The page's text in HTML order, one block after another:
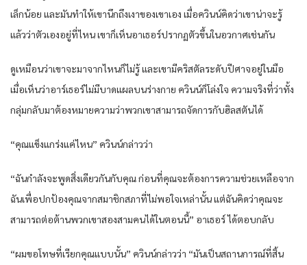
เล็กน้อย และมันทำให้เขานึกถึงเงาของเขาเอง เมื่อควินน์คิดว่าเขาน่าจะรู้
แล้วว่าตัวเองอยู่ที่ไหน เขาก็เห็นอาเธอร์ปรากฏตัวขึ้นในอวกาศเช่นกัน
ดูเหมือนว่าเขาจะมาจากไหนก็ไม่รู้ และเขามีคริสตัลระดับปีศาจอยู่ในมือ
เมื่อเห็นว่าอาร์เธอร์ไม่มีบาดแผลบนร่างกาย ควินน์ก็โล่งใจ ความจริงที่ว่าทั้ง
กลุ่มกลับมาต้องหมายความว่าพวกเขาสามารถจัดการกับฮิลสตันได้
“คุณแข็งแกร่งแค่ไหน” ควินน์กล่าวว่า
“ฉันกำลังจะพูดสิ่งเดียวกันกับคุณ ก่อนที่คุณจะต้องการความช่วยเหลือจาก
ฉันเพื่อปกป้องคุณจากสมาชิกสภาที่ไม่พอใจเหล่านั้น แต่ฉันคิดว่าคุณจะ
สามารถต่อต้านพวกเขาสองสามคนได้ในตอนนี้” อาเธอร์ ได้ตอบกลับ
“ผมขอโทษที่เรียกคุณแบบนั้น” ควินน์กล่าวว่า “มันเป็นสถานการณ์ที่สิ้น